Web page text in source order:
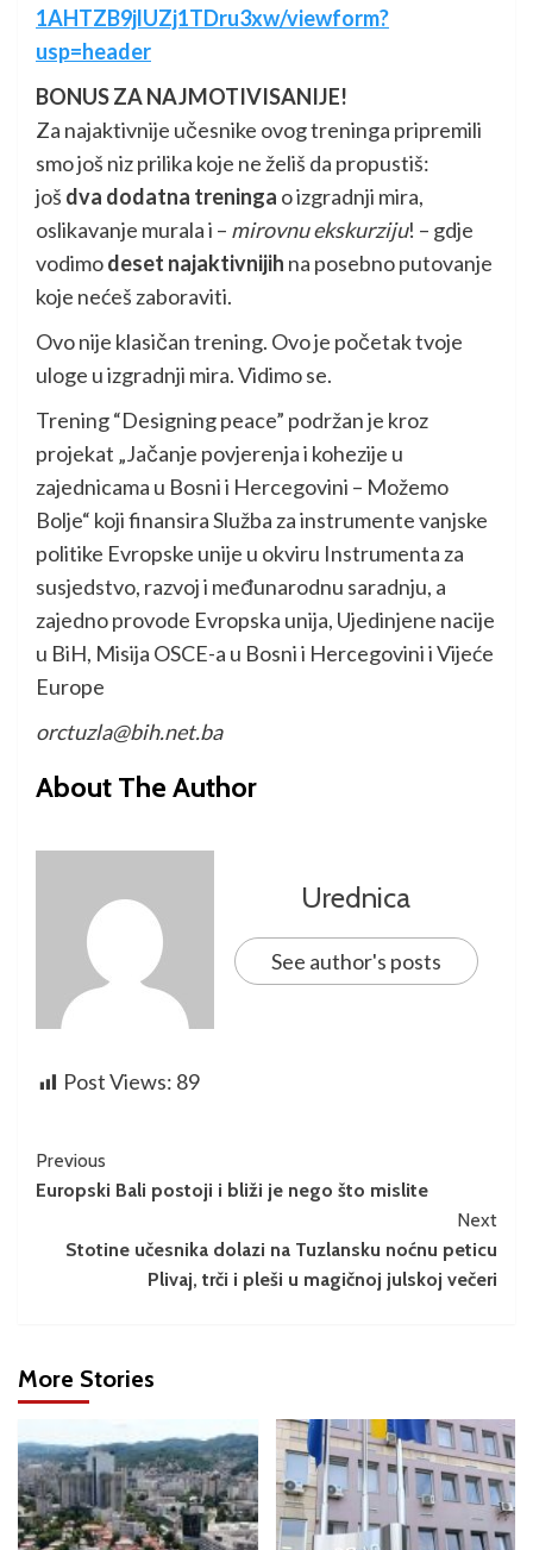
1AHTZB9jlUZj1TDru3xw/viewform?
usp=header
BONUS ZA NAJMOTIVISANIJE!
Za najaktivnije učesnike ovog treninga pripremili
smo još niz prilika koje ne želiš da propustiš:
još dva dodatna treninga o izgradnji mira,
oslikavanje murala i – mirovnu ekskurziju! – gdje
vodimodeset najaktivnijih na posebno putovanje
koje nećeš zaboraviti.
Ovo nije klasičan trening. Ovo je početak tvoje
uloge u izgradnji mira. Vidimo se.
Trening “Designing peace” podržan je kroz
projekat „Jačanje povjerenja i kohezije u
zajednicama u Bosni i Hercegovini – Možemo
Bolje“ koji finansira Služba za instrumente vanjske
politike Evropske unije u okviru Instrumenta za
susjedstvo, razvoj i međunarodnu saradnju, a
zajedno provode Evropska unija, Ujedinjene nacije
u BiH, Misija OSCE-a u Bosni i Hercegovini i Vijeće
Europe
orctuzla@bih.net.ba
About The Author
Urednica
See author's posts
Post Views: 89
Previous
Europski Bali postoji i bliži je nego što mislite
Next
Stotine učesnika dolazi na Tuzlansku noćnu peticu
Plivaj, trči i pleši u magičnoj julskoj večeri
More Stories